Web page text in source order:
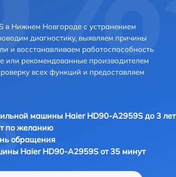
в Нижнем Новгороде с устранением
диагностику, выявляем причины
и восстанавливаем работоспособность
или рекомендованные производителем
всех функций и предоставляем
машины Haier HD90-A2959S до 3 лет
по желанию
обращения
Haier HD90-A2959S от 35 минут